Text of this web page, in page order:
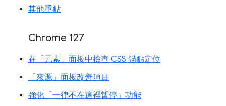
其他重點
Chrome 127
在「元素」面板中檢查 CSS 錨點定位
「來源」面板改善項目
強化「一律不在這裡暫停」功能